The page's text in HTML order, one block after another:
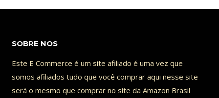
SOBRE NOS
Este E Commerce é um site afiliado é uma vez que
somos afiliados tudo que você comprar aqui nesse site
será o mesmo que comprar no site da Amazon Brasil